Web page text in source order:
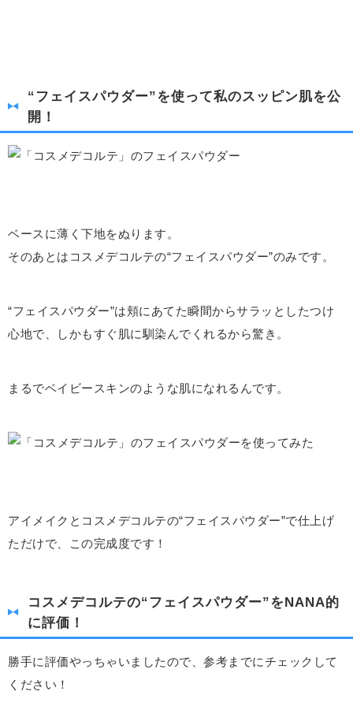
“フェイスパウダー”を使って私のスッピン肌を公
開！
ベースに薄く下地をぬります。
そのあとはコスメデコルテの“フェイスパウダー”のみです。
“フェイスパウダー”は頬にあてた瞬間からサラッとしたつけ
心地で、しかもすぐ肌に馴染んでくれるから驚き。
まるでベイビースキンのような肌になれるんです。
アイメイクとコスメデコルテの“フェイスパウダー”で仕上げ
ただけで、この完成度です！
コスメデコルテの“フェイスパウダー”をNANA的
に評価！
勝手に評価やっちゃいましたので、参考までにチェックして
ください！